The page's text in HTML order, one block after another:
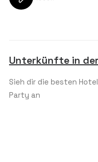
Unterkünfte in
Sieh dir die besten
Party an